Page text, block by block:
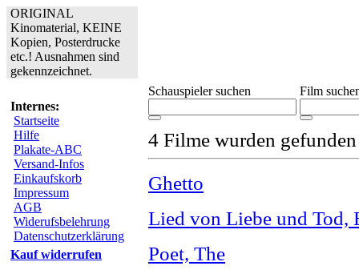
ORIGINAL
Kinomaterial, KEINE
Kopien, Posterdrucke
etc.! Ausnahmen sind
gekennzeichnet.
Internes:
Startseite
Hilfe
Plakate-ABC
Versand-Infos
Einkaufskorb
Impressum
AGB
Widerufsbelehrung
Datenschutzerklärung
Kauf widerrufen
Schauspieler suchen Film
4 Filme wurden
Ghetto
Lied von Liebe und Tod,
Poet, The